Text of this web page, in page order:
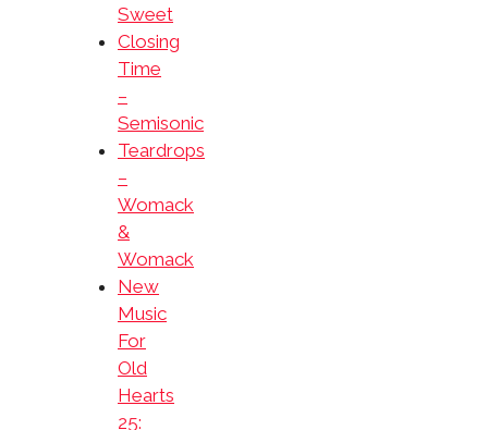
Sweet
Closing
Time
–
Semisonic
Teardrops
–
Womack
&
Womack
New
Music
For
Old
Hearts
25: